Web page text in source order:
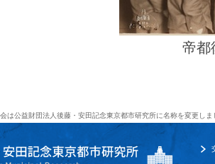
帝都
は公益財団法人後藤・安田記念東京都市研究所に名称を変更しま